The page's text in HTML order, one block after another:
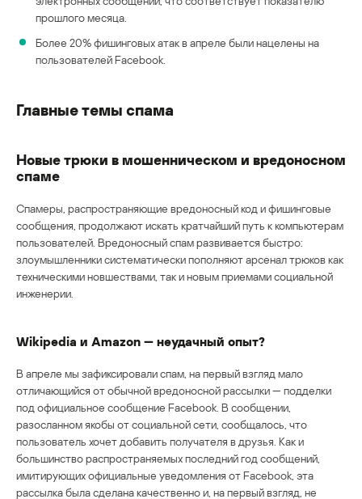
прошлого месяца.
Более 20% фишинговых атак в апреле были нацелены на
пользователей Facebook.
Главные темы спама
Новые трюки в мошенническом и вредоносном
спаме
Спамеры, распространяющие вредоносный код и фишинговые
сообщения, продолжают искать кратчайший путь к компьютерам
пользователей. Вредоносный спам развивается быстро:
злоумышленники систематически пополняют арсенал трюков как
техническими новшествами, так и новым приемами социальной
инженерии.
Wikipedia и Amazon — неудачный опыт?
В апреле мы зафиксировали спам, на первый взгляд мало
отличающийся от обычной вредоносной рассылки — подделки
под официальное сообщение Facebook. В сообщении,
разосланном якобы от социальной сети, сообщалось, что
пользователь хочет добавить получателя в друзья. Как и
большинство распространяемых последний год сообщений,
имитирующих официальные уведомления от Facebook, эта
рассылка была сделана качественно и, на первый взгляд, не